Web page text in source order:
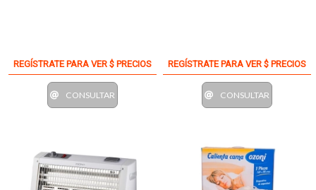
REGÍSTRATE PARA VER $ PRECIOS
CONSULTAR
REGÍSTRATE PARA VER $ PRECIOS
CONSULTAR